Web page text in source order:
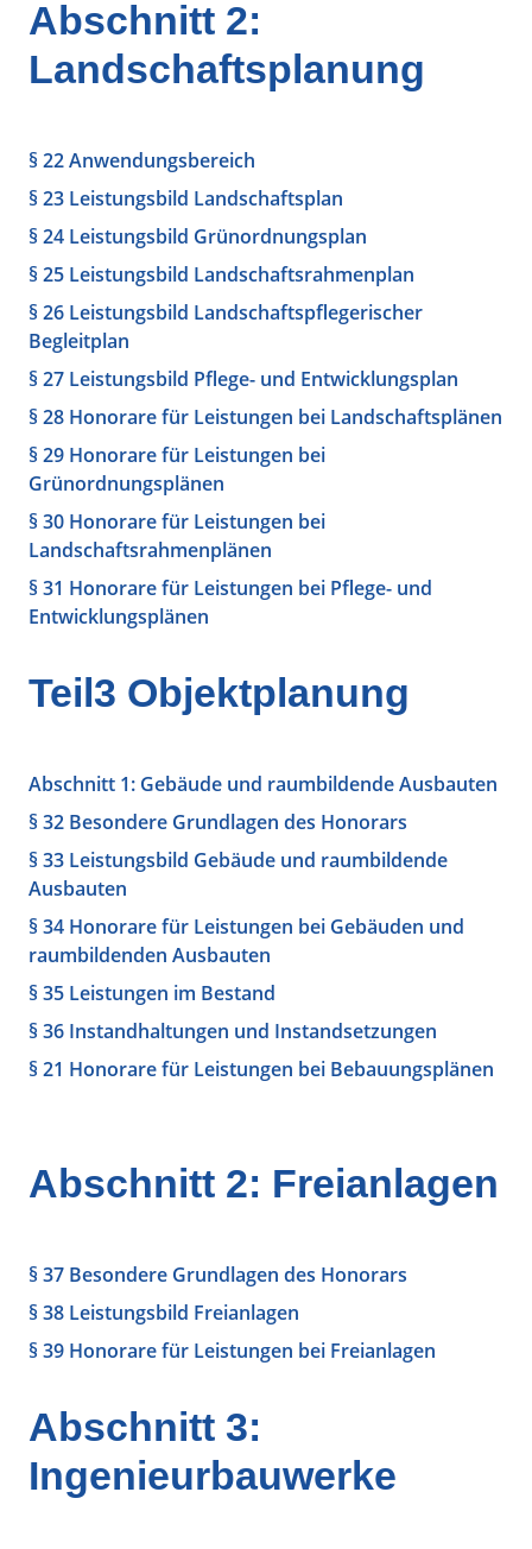
Abschnitt 2:
Landschaftsplanung
§ 22 Anwendungsbereich
§ 23 Leistungsbild Landschaftsplan
§ 24 Leistungsbild Grünordnungsplan
§ 25 Leistungsbild Landschaftsrahmenplan
§ 26 Leistungsbild Landschaftspflegerischer
Begleitplan
§ 27 Leistungsbild Pflege- und Entwicklungsplan
§ 28 Honorare für Leistungen bei Landschaftsplänen
§ 29 Honorare für Leistungen bei
Grünordnungsplänen
§ 30 Honorare für Leistungen bei
Landschaftsrahmenplänen
§ 31 Honorare für Leistungen bei Pflege- und
Entwicklungsplänen
Teil3 Objektplanung
Abschnitt 1: Gebäude und raumbildende Ausbauten
§ 32 Besondere Grundlagen des Honorars
§ 33 Leistungsbild Gebäude und raumbildende
Ausbauten
§ 34 Honorare für Leistungen bei Gebäuden und
raumbildenden Ausbauten
§ 35 Leistungen im Bestand
§ 36 Instandhaltungen und Instandsetzungen
§ 21 Honorare für Leistungen bei Bebauungsplänen
Abschnitt 2: Freianlagen
§ 37 Besondere Grundlagen des Honorars
§ 38 Leistungsbild Freianlagen
§ 39 Honorare für Leistungen bei Freianlagen
Abschnitt 3:
Ingenieurbauwerke